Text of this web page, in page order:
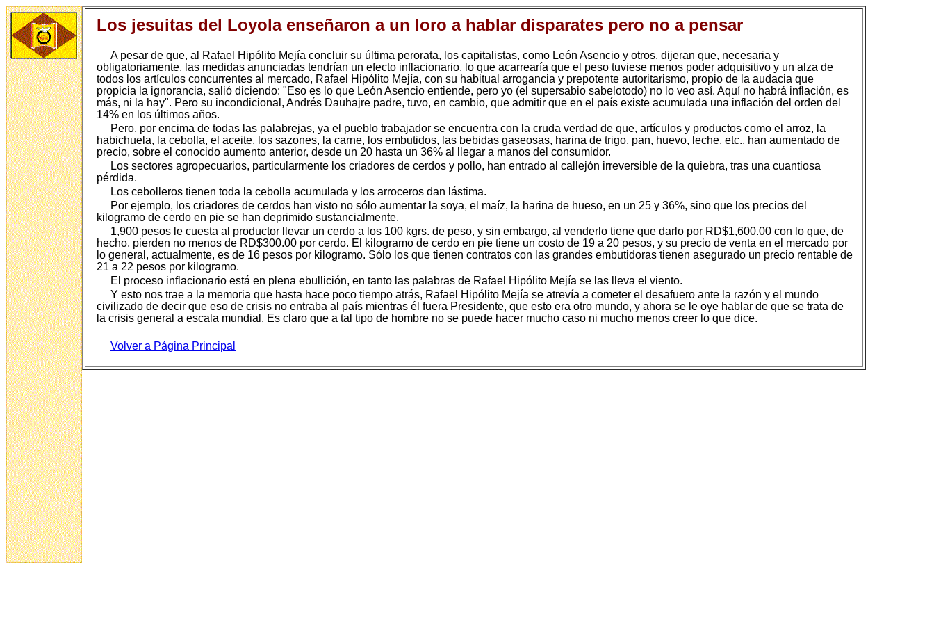
Los jesuitas del Loyola enseñaron a un loro a hablar disparates pero no a pensar
A pesar de que, al Rafael Hipólito Mejía concluir su última perorata, los capitalistas, como León Asencio y otros, dijeran que, necesaria y
obligatoriamente, las medidas anunciadas tendrían un efecto inflacionario, lo que acarrearía que el peso tuviese menos poder adquisitivo y un alza de
todos los artículos concurrentes al mercado, Rafael Hipólito Mejía, con su habitual arrogancia y prepotente autoritarismo, propio de la audacia que
propicia la ignorancia, salió diciendo: "Eso es lo que León Asencio entiende, pero yo (el supersabio sabelotodo) no lo veo así. Aquí no habrá inflación, es
más, ni la hay". Pero su incondicional, Andrés Dauhajre padre, tuvo, en cambio, que admitir que en el país existe acumulada una inflación del orden del
14% en los últimos años.
Pero, por encima de todas las palabrejas, ya el pueblo trabajador se encuentra con la cruda verdad de que, artículos y productos como el arroz, la
habichuela, la cebolla, el aceite, los sazones, la carne, los embutidos, las bebidas gaseosas, harina de trigo, pan, huevo, leche, etc., han aumentado de
precio, sobre el conocido aumento anterior, desde un 20 hasta un 36% al llegar a manos del consumidor.
Los sectores agropecuarios, particularmente los criadores de cerdos y pollo, han entrado al callejón irreversible de la quiebra, tras una cuantiosa
pérdida.
Los cebolleros tienen toda la cebolla acumulada y los arroceros dan lástima.
Por ejemplo, los criadores de cerdos han visto no sólo aumentar la soya, el maíz, la harina de hueso, en un 25 y 36%, sino que los precios del
kilogramo de cerdo en pie se han deprimido sustancialmente.
1,900 pesos le cuesta al productor llevar un cerdo a los 100 kgrs. de peso, y sin embargo, al venderlo tiene que darlo por RD$1,600.00 con lo que, de
hecho, pierden no menos de RD$300.00 por cerdo. El kilogramo de cerdo en pie tiene un costo de 19 a 20 pesos, y su precio de venta en el mercado por
lo general, actualmente, es de 16 pesos por kilogramo. Sólo los que tienen contratos con las grandes embutidoras tienen asegurado un precio rentable de
21 a 22 pesos por kilogramo.
El proceso inflacionario está en plena ebullición, en tanto las palabras de Rafael Hipólito Mejía se las lleva el viento.
Y esto nos trae a la memoria que hasta hace poco tiempo atrás, Rafael Hipólito Mejía se atrevía a cometer el desafuero ante la razón y el mundo
civilizado de decir que eso de crisis no entraba al país mientras él fuera Presidente, que esto era otro mundo, y ahora se le oye hablar de que se trata de
la crisis general a escala mundial. Es claro que a tal tipo de hombre no se puede hacer mucho caso ni mucho menos creer lo que dice.
Volver a Página Principal